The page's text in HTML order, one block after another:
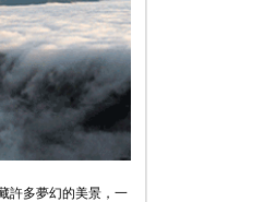
許多夢幻的美景，一